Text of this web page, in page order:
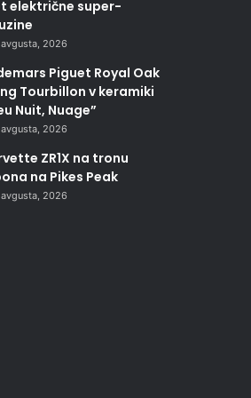
električne super-
2026
Piguet Royal Oak
Tourbillon v keramiki
Nuit, Nuage”
2026
ZR1X na tronu
na Pikes Peak
2026